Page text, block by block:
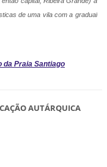
de uma vila com a gradual
da Praia Santiago
AUTÁRQUICA